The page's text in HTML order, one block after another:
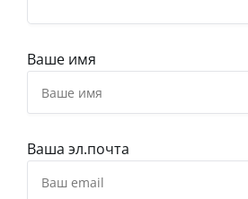
Ваше имя
Ваша эл.почта